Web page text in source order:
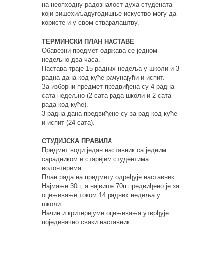
на неопходну радозналост духа студената
који вишехиљадугодишње искуство могу да
користе и у свом стваралаштву.
ТЕРМИНСКИ ПЛАН НАСТАВЕ
Обавезни предмет одржава се једном
недељно два часа.
Настава траје 15 радних недеља у школи и 3
радна дана код куће рачунајући и испит.
За изборни предмет предвиђена су 4 радна
сата недељно (2 сата рада школи и 2 сата
рада код куће).
3 радна дана предвиђене су за рад код куће
и испит (24 сата).
СТУДИЈСКА ПРАВИЛА
Предмет води један наставник са једним
сарадником и старијим студентима
волонтерима.
План рада на предмету одређује наставник.
Најмање 30п, а највише 70п предвиђено је за
оцењивање током 14 радних недеља у
школи.
Начин и критеријуме оцењивања утврђује
појединачно сваки наставник.